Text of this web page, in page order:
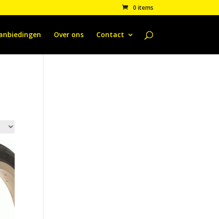
0 items
Over ons Contact